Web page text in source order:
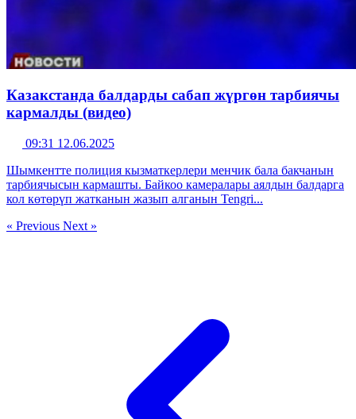
Казакстанда балдарды сабап жүргөн тарбиячы
кармалды (видео)
09:31 12.06.2025
Шымкентте полиция кызматкерлери менчик бала бакчанын
тарбиячысын кармашты. Байкоо камералары аялдын балдарга
кол көтөрүп жатканын жазып алганын Tengri...
« Previous Next »